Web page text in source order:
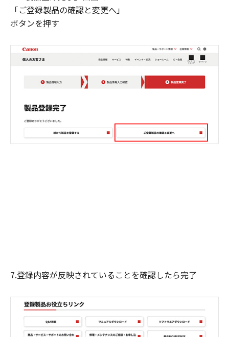
「ご登録製品の確認と変更へ」
ボタンを押す
7.登録内容が反映されていることを確認したら完了